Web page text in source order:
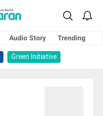
Audio Story
Trending
Green Initiative